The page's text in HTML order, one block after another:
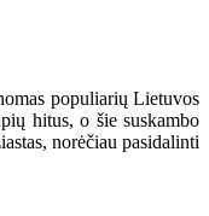
populiarių Lietuvos
hitus, o šie suskambo
norėčiau pasidalinti